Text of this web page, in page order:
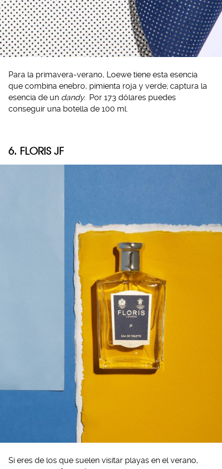
Para la primavera-verano, Loewe tiene esta esencia
que combina enebro, pimienta roja y verde; captura la
esencia de un dandy. Por 173 dólares puedes
conseguir una botella de 100 ml.
6. FLORIS JF
Si eres de los que suelen visitar playas en el verano,